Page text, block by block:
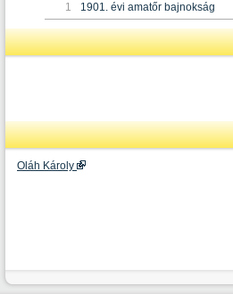
1
1901. évi amatőr bajnokság
Oláh Károly